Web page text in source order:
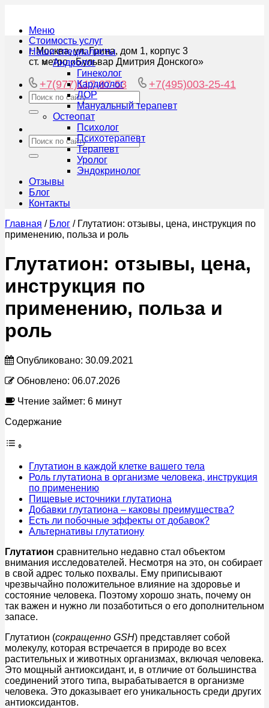
Меню
г. Москва, ул. Грина, дом 1, корпус 3
ст. метро «Бульвар Дмитрия Донского»
+7(977)117-87-53 +7(495)003-25-41
Стоимость услуг
Наши специалисты
Андролог
Гинеколог
Кардиолог
ЛОР
Мануальный терапевт
Остеопат
Психолог
Психотерапевт
Терапевт
Уролог
Эндокринолог
Отзывы
Блог
Контакты
Главная / Блог / Глутатион: отзывы, цена, инструкция по
применению, польза и роль
Глутатион: отзывы, цена,
инструкция по
применению, польза и
роль
Опубликовано: 30.09.2021
Обновлено: 06.07.2026
Чтение займет: 6 минут
Содержание
Глутатион в каждой клетке вашего тела
Роль глутатиона в организме человека, инструкция
по применению
Пищевые источники глутатиона
Добавки глутатиона – каковы преимущества?
Есть ли побочные эффекты от добавок?
Альтернативы глутатиону
Глутатион сравнительно недавно стал объектом
внимания исследователей. Несмотря на это, он собирает
в свой адрес только похвалы. Ему приписывают
чрезвычайно положительное влияние на здоровье и
состояние человека. Поэтому хорошо знать, почему он
так важен и нужно ли позаботиться о его дополнительном
запасе.
Глутатион (сокращенно GSH) представляет собой
молекулу, которая встречается в природе во всех
растительных и животных организмах, включая человека.
Это мощный антиоксидант, и, в отличие от большинства
соединений этого типа, вырабатывается в организме
человека. Это доказывает его уникальность среди других
антиоксидантов.